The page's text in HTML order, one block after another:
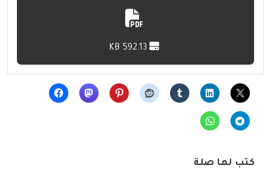
كتب لها صلة